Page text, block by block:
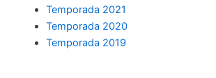
Temporada 2021
Temporada 2020
Temporada 2019